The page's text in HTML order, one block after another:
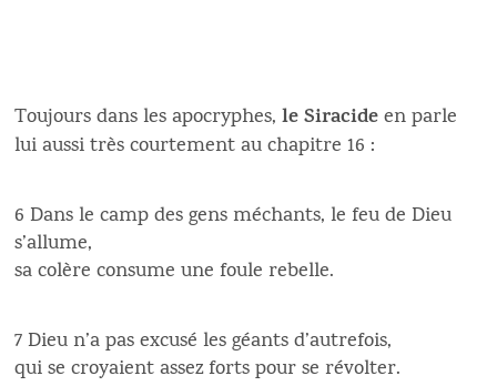
Toujours dans les apocryphes,le Siracideen parle
lui aussi très courtement au chapitre 16 :
6 Dans le camp des gens méchants, le feu de Dieu
s’allume,
sa colère consume une foule rebelle.
7 Dieu n’a pas excusé les géants d’autrefois,
qui se croyaient assez forts pour se révolter.